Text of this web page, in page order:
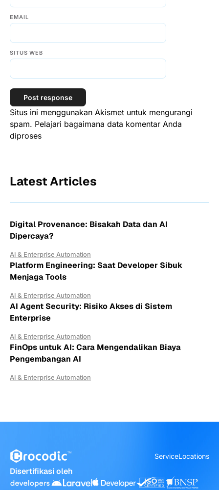
EMAIL
SITUS WEB
Situs ini menggunakan Akismet untuk mengurangi
spam. Pelajari bagaimana data komentar Anda
diproses
Latest Articles
Digital Provenance: Bisakah Data dan AI
Dipercaya?
AI & Enterprise Automation
Platform Engineering: Saat Developer Sibuk
Menjaga Tools
AI & Enterprise Automation
AI Agent Security: Risiko Akses di Sistem
Enterprise
AI & Enterprise Automation
FinOps untuk AI: Cara Mengendalikan Biaya
Pengembangan AI
AI & Enterprise Automation
ServiceLocations
Disertifikasi oleh